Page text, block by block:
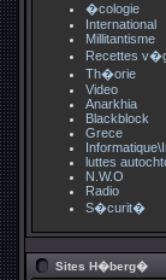
�cologie
International
Millitantisme
Recettes
Th�orie
Video
Anarkhia
Blackblock
Grece
luttes
N.W.O
Radio
S�curit�
Sites H�berg�